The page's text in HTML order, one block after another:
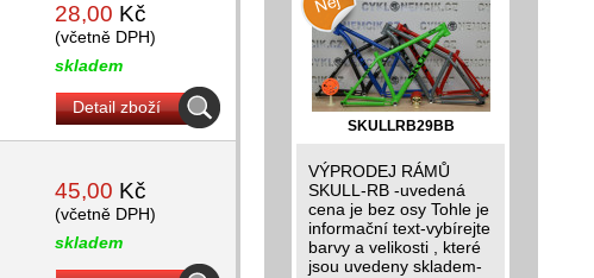
28,00 Kč
(včetně DPH)
skladem
Detail zboží
45,00 Kč
(včetně DPH)
skladem
SKULLRB29BB
VÝPRODEJ RÁMŮ
SKULL-RB -uvedená
cena je bez osy Tohle je
informační text-vybírejte
barvy a velikosti , které
jsou uvedeny skladem-